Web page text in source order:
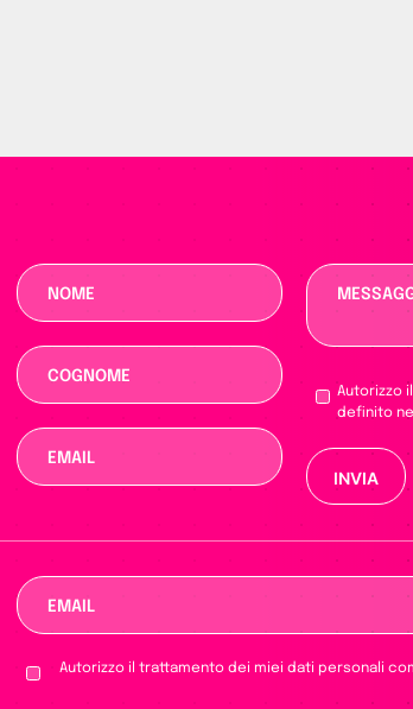
Autorizzo
definito
Si prega
Autorizzo il trattamento dei miei dati personali